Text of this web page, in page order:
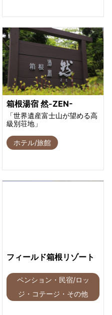
箱根湯宿 然-ZEN-
「世界遺産富士山が望める高
級別荘地」
ホテル/旅館
フィールド箱根リゾート
ペンション・民宿/ロッ
ジ・コテージ・その他